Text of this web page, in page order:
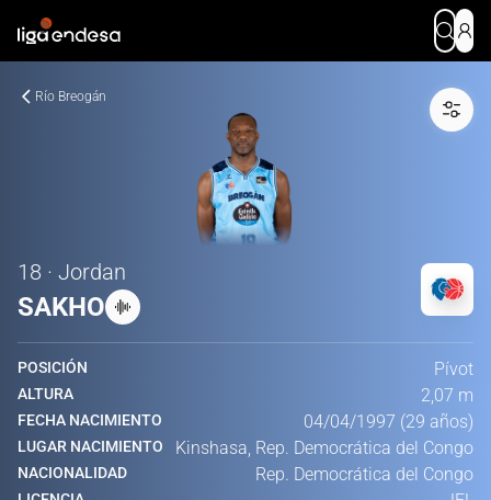
Río Breogán
18 · Jordan
SAKHO
POSICIÓN Pívot
ALTURA 2,07 m
FECHA NACIMIENTO 04/04/1997 (29 años)
LUGAR NACIMIENTO Kinshasa, Rep. Democrática del Congo
NACIONALIDAD Rep. Democrática del Congo